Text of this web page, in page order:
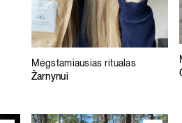
Mėgstamiausias ritualas
Žarnynui